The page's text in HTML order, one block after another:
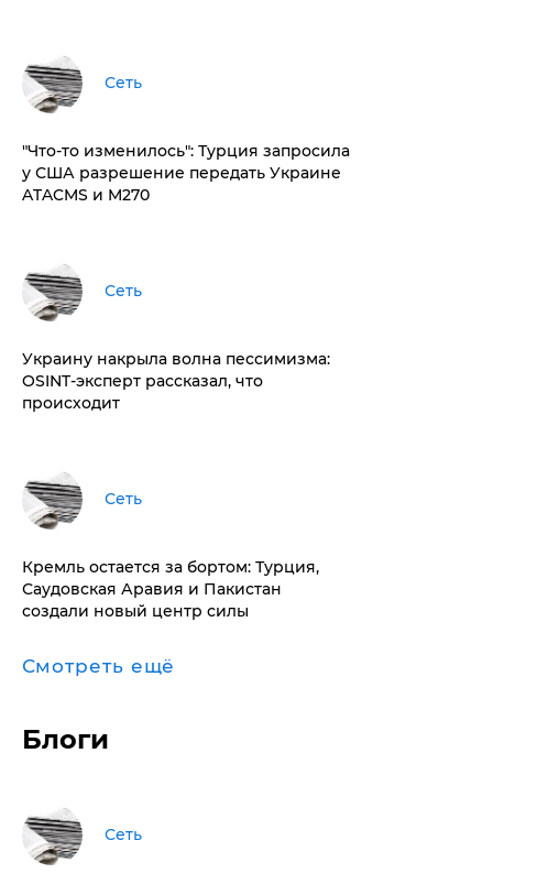
Сеть
​"Что-то изменилось": Турция запросила
у США разрешение передать Украине
ATACMS и M270
Сеть
​Украину накрыла волна пессимизма:
OSINT-эксперт рассказал, что
происходит
Сеть
​Кремль остается за бортом: Турция,
Саудовская Аравия и Пакистан
создали новый центр силы
Смотреть ещё
Блоги
Сеть